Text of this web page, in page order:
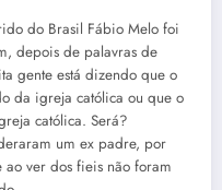
do Brasil Fábio Melo foi
depois de palavras de
gente está dizendo que o
da igreja católica ou que o
católica. Será?
um ex padre, por
ver dos fieis não foram